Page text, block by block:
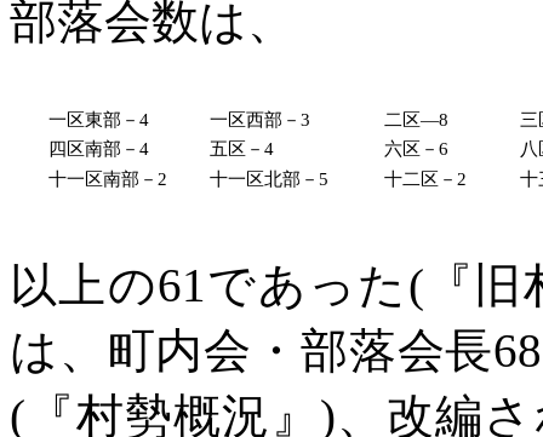
部落会数は、
一区東部－4 一区西部－3 二区―8
三
四区南部－4 五区－4 六区－6
十一区南部－ 2 十一区北部－5 十二区－ 2 十
以上の61であった(『旧
は、町内会・部落会長
(『村勢概況』)、改編